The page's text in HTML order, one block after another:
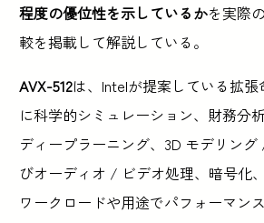
程度の優位性を示しているかを実際
較を掲載して解説している。
AVX-512は、Intelが提案している拡
に科学的シミュレーション、財務分
ディープラーニング、3D モデリン
びオーディオ / ビデオ処理、暗号化
ワークロードや用途でパフォーマン